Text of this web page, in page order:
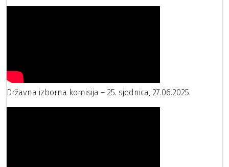
Državna izborna komisija – 25. sjednica, 27.06.2025.